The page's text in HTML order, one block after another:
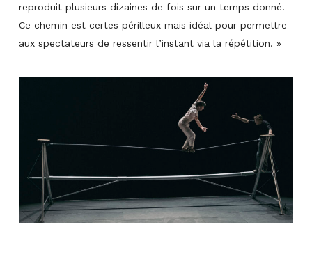
reproduit plusieurs dizaines de fois sur un temps donné.
Ce chemin est certes périlleux mais idéal pour permettre
aux spectateurs de ressentir l’instant via la répétition. »